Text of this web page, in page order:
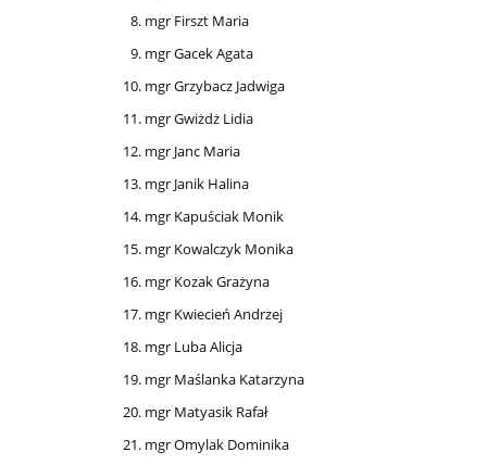
mgr Firszt Maria
mgr Gacek Agata
mgr Grzybacz Jadwiga
mgr Gwiżdż Lidia
mgr Janc Maria
mgr Janik Halina
mgr Kapuściak Monik
mgr Kowalczyk Monika
mgr Kozak Grażyna
mgr Kwiecień Andrzej
mgr Luba Alicja
mgr Maślanka Katarzyna
mgr Matyasik Rafał
mgr Omylak Dominika